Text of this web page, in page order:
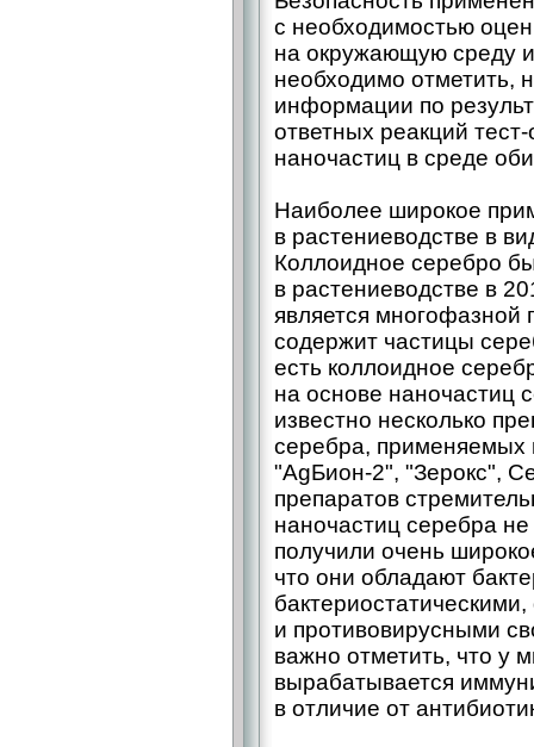
с необходимостью
на окружающую среду
необходимо отметить,
информации по
ответных реакций
наночастиц в среде
Наиболее широкое
в растениеводстве в
Коллоидное серебро
в растениеводстве в
является многофазной
содержит частицы
есть коллоидное
на основе наночастиц
известно несколько
серебра, применяемых
"АgБион-2", "Зерокс",
препаратов
наночастиц серебра
получили очень
что они обладают
и противовирусными
важно отметить, что у
вырабатывается
в отличие от